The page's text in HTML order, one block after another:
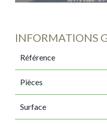
INFORMATIONS
Référence
Pièces
Surface